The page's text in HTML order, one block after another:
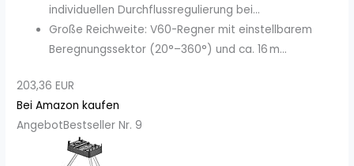
individuellen Durchflussregulierung bei...
Große Reichweite: V60-Regner mit einstellbarem
Beregnungssektor (20°–360°) und ca. 16 m...
203,36 EUR
Bei Amazon kaufen
AngebotBestseller Nr. 9